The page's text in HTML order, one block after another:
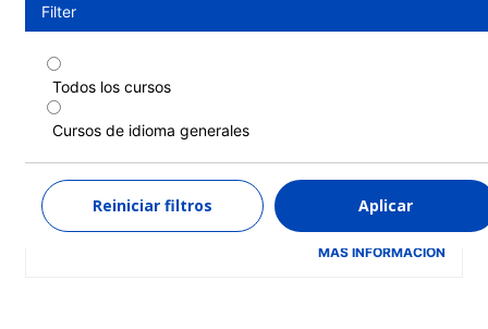
Filter
Todos los cursos
Cursos de idioma generales
Reiniciar filtros Aplicar
Curso intensivo
Duración: 1 - 52 semanas
1 semana
690 EUR
MÁS INFORMACIÓN